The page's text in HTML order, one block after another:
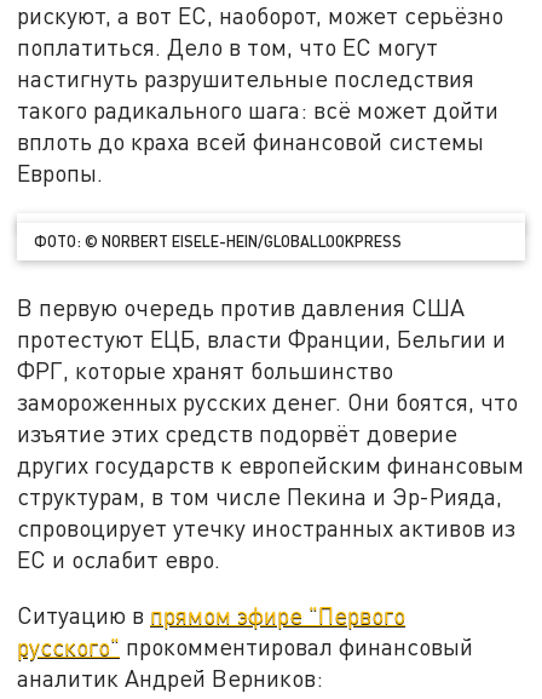
рискуют, а вот ЕС, наоборот, может серьёзно
поплатиться. Дело в том, что ЕС могут
настигнуть разрушительные последствия
такого радикального шага: всё может дойти
вплоть до краха всей финансовой системы
Европы.
ФОТО: © NORBERT EISELE-HEIN/GLOBALLOOKPRESS
В первую очередь против давления США
протестуют ЕЦБ, власти Франции, Бельгии и
ФРГ, которые хранят большинство
замороженных русских денег. Они боятся, что
изъятие этих средств подорвёт доверие
других государств к европейским финансовым
структурам, в том числе Пекина и Эр-Рияда,
спровоцирует утечку иностранных активов из
ЕС и ослабит евро.
Ситуацию в прямом эфире "Первого
русского" прокомментировал финансовый
аналитик Андрей Верников: